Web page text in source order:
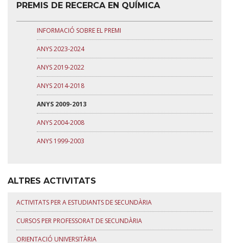
PREMIS DE RECERCA EN QUÍMICA
INFORMACIÓ SOBRE EL PREMI
ANYS 2023-2024
ANYS 2019-2022
ANYS 2014-2018
ANYS 2009-2013
ANYS 2004-2008
ANYS 1999-2003
ALTRES ACTIVITATS
ACTIVITATS PER A ESTUDIANTS DE SECUNDÀRIA
CURSOS PER PROFESSORAT DE SECUNDÀRIA
ORIENTACIÓ UNIVERSITÀRIA